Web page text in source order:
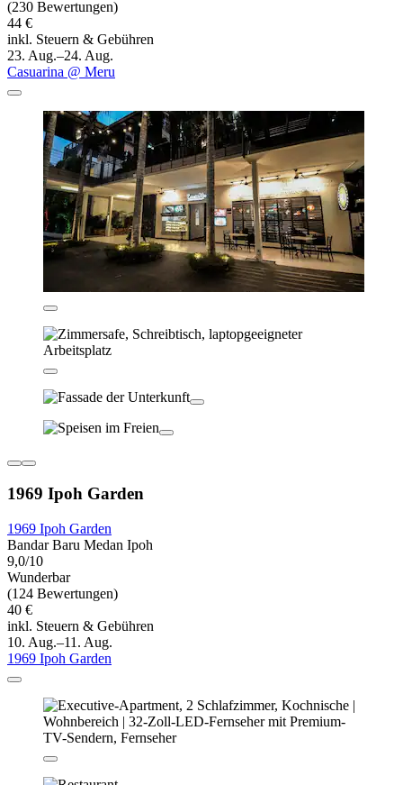
(230 Bewertungen)
44 €
inkl. Steuern & Gebühren
23. Aug.–24. Aug.
Casuarina @ Meru
1969 Ipoh Garden
1969 Ipoh Garden
Bandar Baru Medan Ipoh
9,0/10
Wunderbar
(124 Bewertungen)
40 €
inkl. Steuern & Gebühren
10. Aug.–11. Aug.
1969 Ipoh Garden